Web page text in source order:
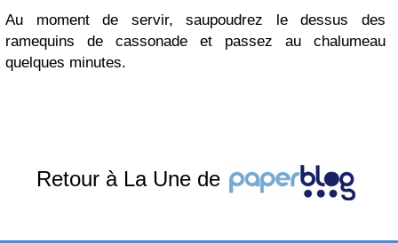
Au moment de servir, saupoudrez le dessus des
ramequins de cassonade et passez au chalumeau
quelques minutes.
Retour à La Une de